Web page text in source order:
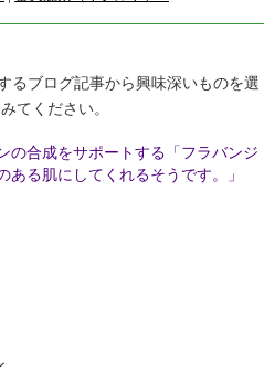
るブログ記事から興味深いものを選
てください。
の合成をサポートする「フラバンジ
ある肌にしてくれるそうです。」